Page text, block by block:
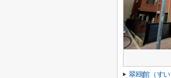
翠鴎館（すい